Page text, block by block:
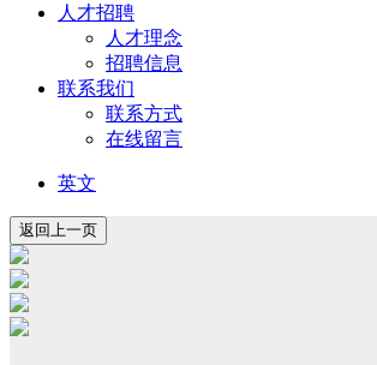
人才招聘
人才理念
招聘信息
联系我们
联系方式
在线留言
英文